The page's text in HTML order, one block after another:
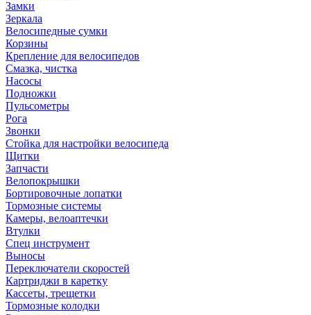
Замки
Зеркала
Велосипедные сумки
Корзины
Крепление для велосипедов
Смазка, чистка
Насосы
Подножки
Пульсометры
Рога
Звонки
Стойка для настройки велосипеда
Щитки
Запчасти
Велопокрышки
Бортировочные лопатки
Тормозные системы
Камеры, велоаптечки
Втулки
Спец инструмент
Выносы
Переключатели скоростей
Картриджи в каретку
Кассеты, трещетки
Тормозные колодки